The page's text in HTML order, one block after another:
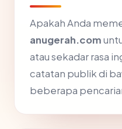
Apakah Anda
anugerah.com
atau sekadar rasa
catatan publik di
beberapa